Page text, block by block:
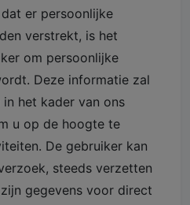
er persoonlijke
verstrekt, is het
om persoonlijke
Deze informatie zal
het kader van ons
u op de hoogte te
De gebruiker kan
steeds verzetten
gegevens voor direct